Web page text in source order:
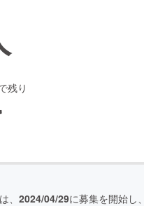
残り
、 2024/04/29に募集を開始し、